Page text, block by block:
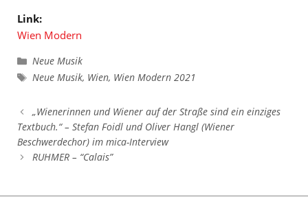
Link:
Wien Modern
Kategorien
Neue Musik
Schlagwörter
Neue Musik, Wien, Wien Modern 2021
„Wienerinnen und Wiener auf der Straße sind ein einziges
Textbuch.“ – Stefan Foidl und Oliver Hangl (Wiener
Beschwerdechor) im mica-Interview
RUHMER – “Calais”